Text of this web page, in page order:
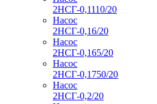
2НСГ-0,1110/20
Насос
2НСГ-0,16/20
Насос
2НСГ-0,165/20
Насос
2НСГ-0,1750/20
Насос
2НСГ-0,2/20